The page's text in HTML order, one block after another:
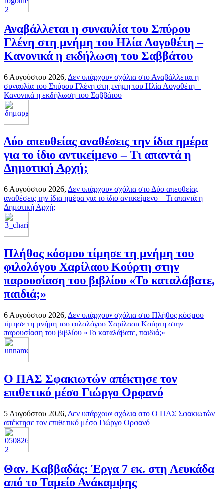
Αναβάλλεται η συναυλία του Σπύρου
Γλένη στη μνήμη του Ηλία Λογοθέτη –
Κανονικά η εκδήλωση του Σαββάτου
6 Αυγούστου 2026, Δεν υπάρχουν σχόλια στο Αναβάλλεται η
συναυλία του Σπύρου Γλένη στη μνήμη του Ηλία Λογοθέτη –
Κανονικά η εκδήλωση του Σαββάτου
Δύο απευθείας αναθέσεις την ίδια ημέρα
για το ίδιο αντικείμενο – Τι απαντά η
Δημοτική Αρχή;
6 Αυγούστου 2026, Δεν υπάρχουν σχόλια στο Δύο απευθείας
αναθέσεις την ίδια ημέρα για το ίδιο αντικείμενο – Τι απαντά η
Δημοτική Αρχή;
Πλήθος κόσμου τίμησε τη μνήμη του
φιλολόγου Χαρίλαου Κούρτη στην
παρουσίαση του βιβλίου «Το καταλάβατε,
παιδιά;»
6 Αυγούστου 2026, Δεν υπάρχουν σχόλια στο Πλήθος κόσμου
τίμησε τη μνήμη του φιλολόγου Χαρίλαου Κούρτη στην
παρουσίαση του βιβλίου «Το καταλάβατε, παιδιά;»
Ο ΠΑΣ Σφακιωτών απέκτησε τον
επιθετικό μέσο Γιώργο Ορφανό
5 Αυγούστου 2026, Δεν υπάρχουν σχόλια στο Ο ΠΑΣ Σφακιωτών
απέκτησε τον επιθετικό μέσο Γιώργο Ορφανό
Θαν. Καββαδάς: Έργα 7 εκ. στη Λευκάδα
από το Ταμείο Ανάκαμψης